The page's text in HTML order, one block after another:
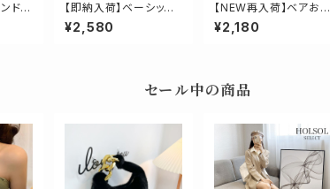
ドッ
【即納入荷】ベーシック
トレンチコート
¥2,580
【NEW再入荷】ベアおん
ぶハートベスト
¥2,180
セール中の商品